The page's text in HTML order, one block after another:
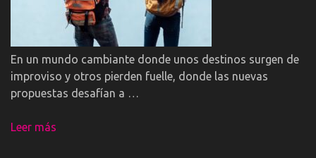
En un mundo cambiante donde unos destinos surgen de
improviso y otros pierden fuelle, donde las nuevas
propuestas desafían a …
Leer más